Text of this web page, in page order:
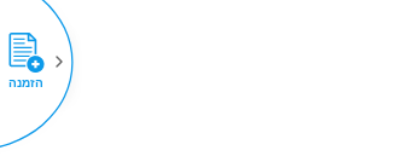
הזמנה